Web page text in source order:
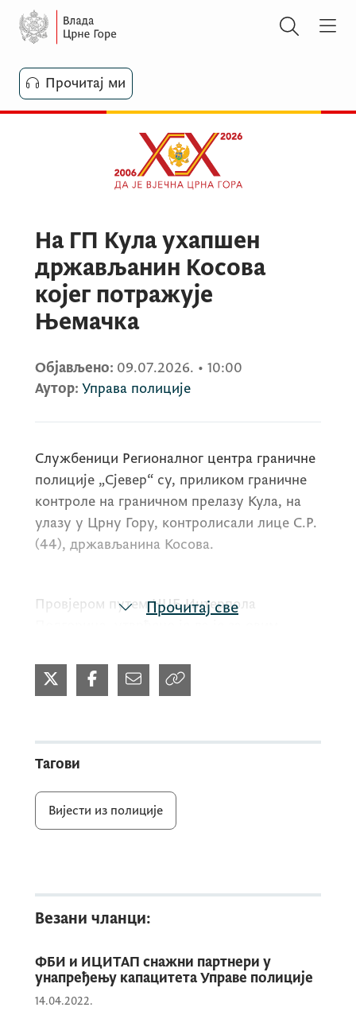
Прочитај ми
На ГП Кула ухапшен
држављанин Косова
којег потражује
Њемачка
Објављено: 09.07.2026. • 10:00
Аутор: Управа полиције
Службеници Регионалног центра граничне
полиције „Сјевер“ су, приликом граничне
контроле на граничном прелазу Кула, на
улазу у Црну Гору, контролисали лице С.Р.
(44), држављанина Косова.
Провјером путем НЦБ Интерпола
коју је 23. јануара 2024. године расписао
НЦБ Интерпола Висбаден, Њемачка, ради
С.Р. је лишен слободе, и у току је даља
комуникација између НЦБ Интерпола
Прочитај све
Тагови
Вијести из полиције
Везани чланци:
ФБИ и ИЦИТАП снажни партнери у
унапређењу капацитета Управе полиције
14.04.2022.